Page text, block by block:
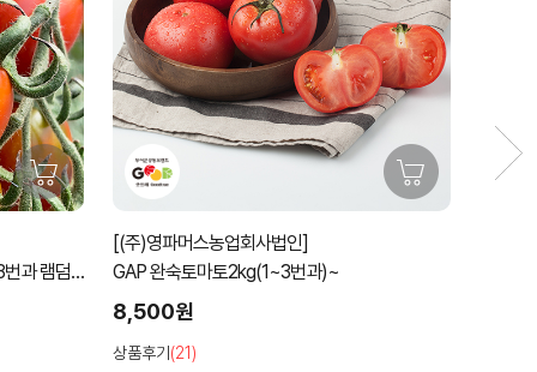
[(주)영파머스농업회사법인]
굿뜨래 GAP 대추방울토마토2kg(1~3번과)
6,900원
상품후기 (27)